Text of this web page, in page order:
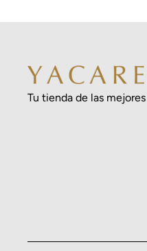
Tu tienda de las